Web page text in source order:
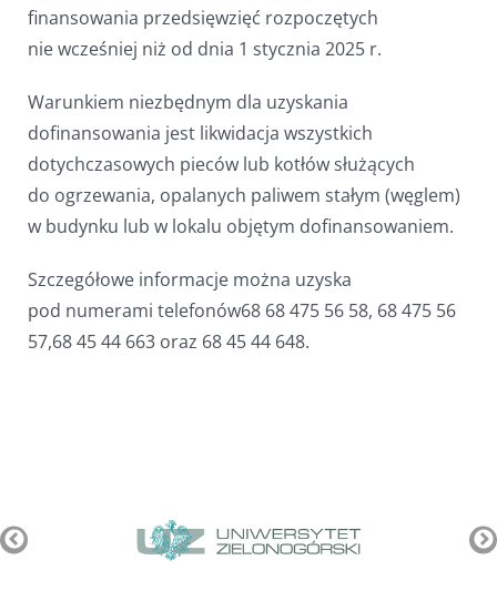
finansowania przedsięwzięć rozpoczętych
nie wcześniej niż od dnia 1 stycznia 2025 r.
Warunkiem niezbędnym dla uzyskania
dofinansowania jest likwidacja wszystkich
dotychczasowych pieców lub kotłów służących
do ogrzewania, opalanych paliwem stałym (węglem)
w budynku lub w lokalu objętym dofinansowaniem.
Szczegółowe informacje można uzyska
pod numerami telefonów68 68 475 56 58, 68 475 56
57,68 45 44 663 oraz 68 45 44 648.